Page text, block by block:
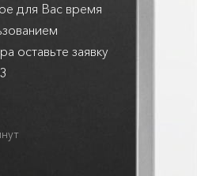
для Вас время
оставьте заявку